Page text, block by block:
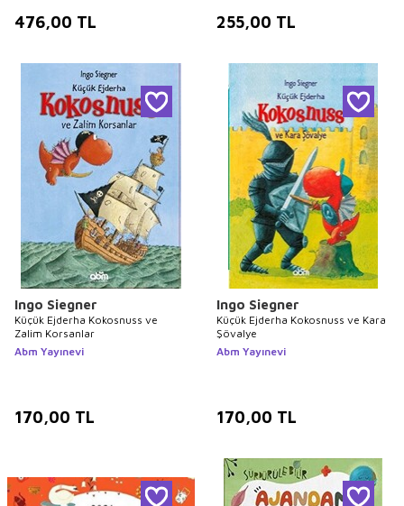
476,00 TL 255,00 TL
Ingo Siegner
Küçük Ejderha Kokosnuss ve
Zalim Korsanlar
Abm Yayınevi
170,00 TL
Ingo Siegner
Küçük Ejderha Kokosnuss ve Kara
Şövalye
Abm Yayınevi
170,00 TL